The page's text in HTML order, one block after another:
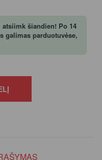
atsiimk šiandien! Po 14
galimas parduotuvėse,